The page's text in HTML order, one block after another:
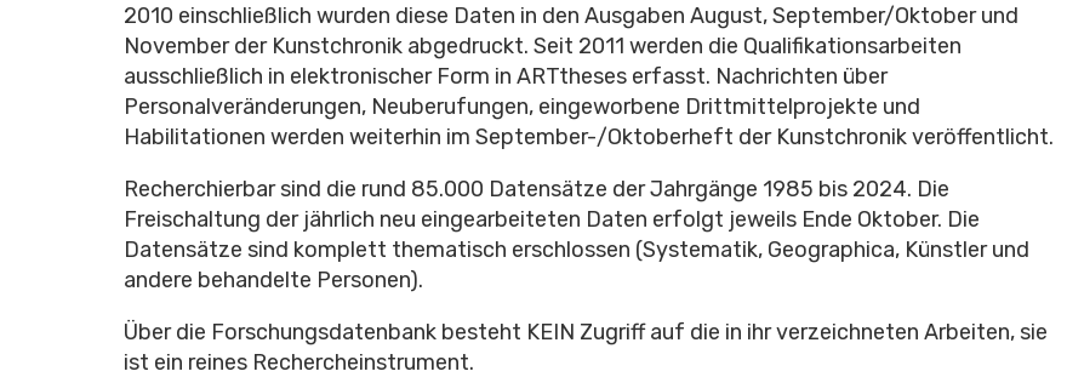
2010 einschließlich wurden diese Daten in den Ausgaben August, September/Oktober und
November der Kunstchronik abgedruckt. Seit 2011 werden die Qualifikationsarbeiten
ausschließlich in elektronischer Form in ARTtheses erfasst. Nachrichten über
Personalveränderungen, Neuberufungen, eingeworbene Drittmittelprojekte und
Habilitationen werden weiterhin im September-/Oktoberheft der Kunstchronik veröffentlicht.
Recherchierbar sind die rund 85.000 Datensätze der Jahrgänge 1985 bis 2024. Die
Freischaltung der jährlich neu eingearbeiteten Daten erfolgt jeweils Ende Oktober. Die
Datensätze sind komplett thematisch erschlossen (Systematik, Geographica, Künstler und
andere behandelte Personen).
Über die Forschungsdatenbank besteht KEIN Zugriff auf die in ihr verzeichneten Arbeiten, sie
ist ein reines Rechercheinstrument.